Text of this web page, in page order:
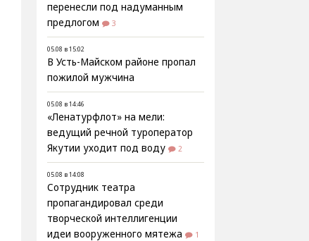
перенесли под надуманным
предлогом
3
05.08 в 15:02
В Усть-Майском районе пропал
пожилой мужчина
05.08 в 14:46
«Ленатурфлот» на мели:
ведущий речной туроператор
Якутии уходит под воду
2
05.08 в 14:08
Сотрудник театра
пропагандировал среди
творческой интеллигенции
идеи вооруженного мятежа
1